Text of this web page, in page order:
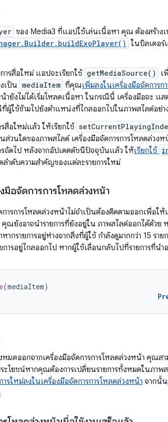
ของ Media3 ที่แอปใช้เล่นเนื้อหา คุณ ต้องสร้างเ
ในบิลเดอร์
ารสื่อใหม่ แอปจะเรียกใช้ getMediaSource()
เ
เป็น mediaItem ที่คุณเพิ่มลงในเครื่องมือจัดการก
ายังไม่ได้เริ่มโหลดเนื้อหา ในกรณีนี้ เครื่องมือจะ แส
ผู้ใช้ข้ามไปยังตำแหน่งที่ไกลออกไปในภาพสไลด์อย่
สื่อใหม่แล้ว ให้เรียกใช้
ส่วนใดของภาพสไลด์ เครื่องมือจัดการการโหลดล่วง
รถัดไป หลังจากอัปเดตดัชนีปัจจุบันแล้ว ให้เรียกใช้
ำดับความสำคัญของแต่ละรายการใหม่
มือจัดการการโหลดล่วงหน้า
ารการโหลดล่วงหน้าไม่จำเป็นต้องติดตามออกเพื่อให้
ณยังอาจนำรายการที่ยังอยู่ใน ภาพสไลด์ออกได้ด้ว
ากรายการอยู่ห่างจากสิ่งที่ผู้ใช้ กำลังดูมากกว่า 15 ร
การอยู่ไกลออกไป หากผู้ใช้เลื่อนกลับไปที่รายการที่น
(mediaItem)
หมดออกจากเครื่องมือจัดการการโหลดล่วงหน้า คุณสา
ะโยชน์หากคุณต้องการเปลี่ยนรายการทั้งหมดในภาพ
ารใหม่ลงในเครื่องมือจัดการการโหลดล่วงหน้า จากนั้น